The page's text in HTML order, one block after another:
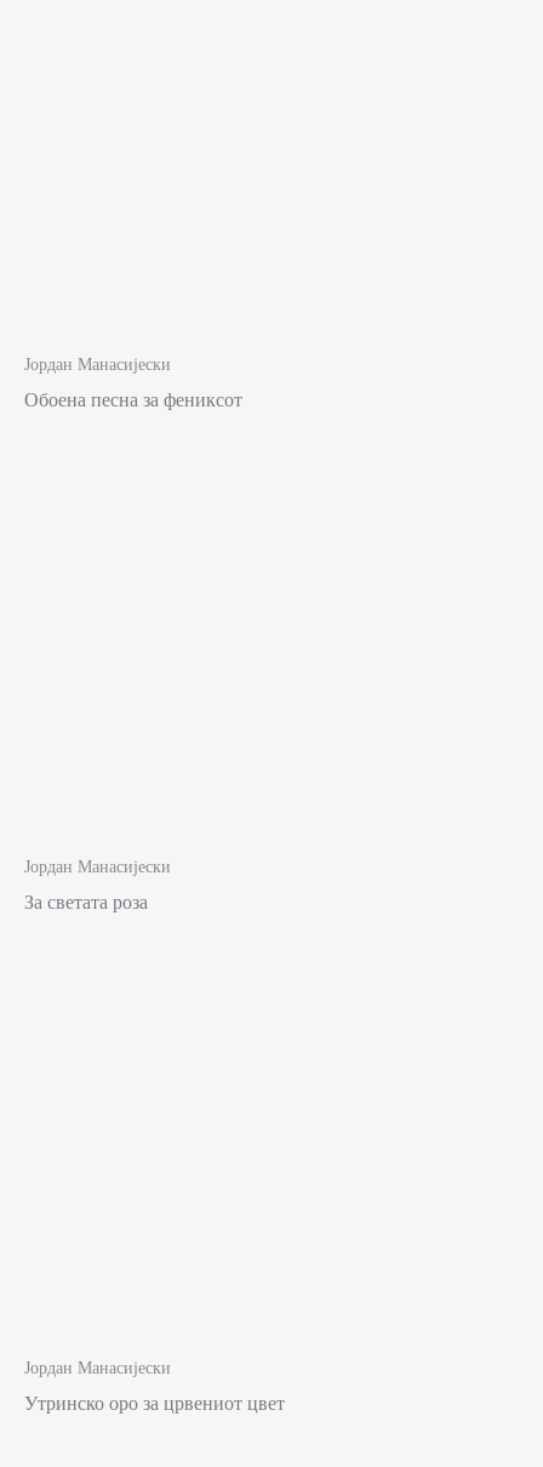
Јордан Манасијески
Обоена песна за фениксот
Јордан Манасијески
За светата роза
Јордан Манасијески
Утринско оро за црвениот цвет